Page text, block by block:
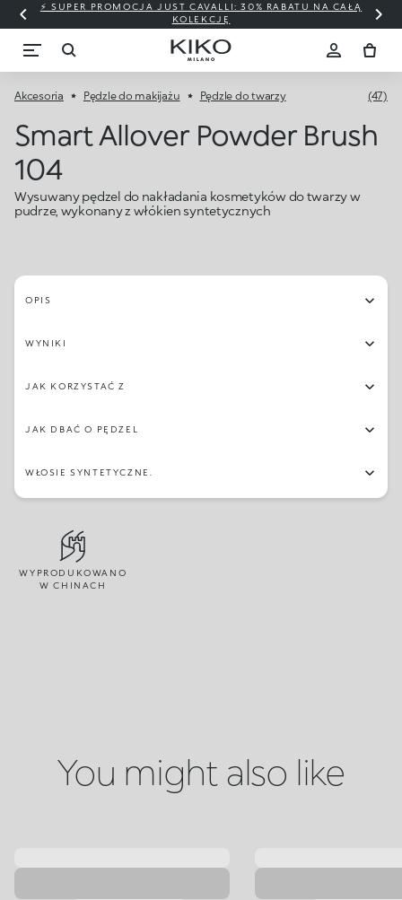
⚡ SUPER PROMOCJA JUST CAVALLI: 30% RABATU NA CAŁĄ
KOLEKCJĘ
Akcesoria Pędzle do makijażu Pędzle do twarzy (47)
Smart Allover Powder Brush
104
Wysuwany pędzel do nakładania kosmetyków do twarzy w
pudrze, wykonany z włókien syntetycznych
OPIS
WYNIKI
JAK KORZYSTAĆ Z
JAK DBAĆ O PĘDZEL
WŁOSIE SYNTETYCZNE.
WYPRODUKOWANO
W CHINACH
You might also like